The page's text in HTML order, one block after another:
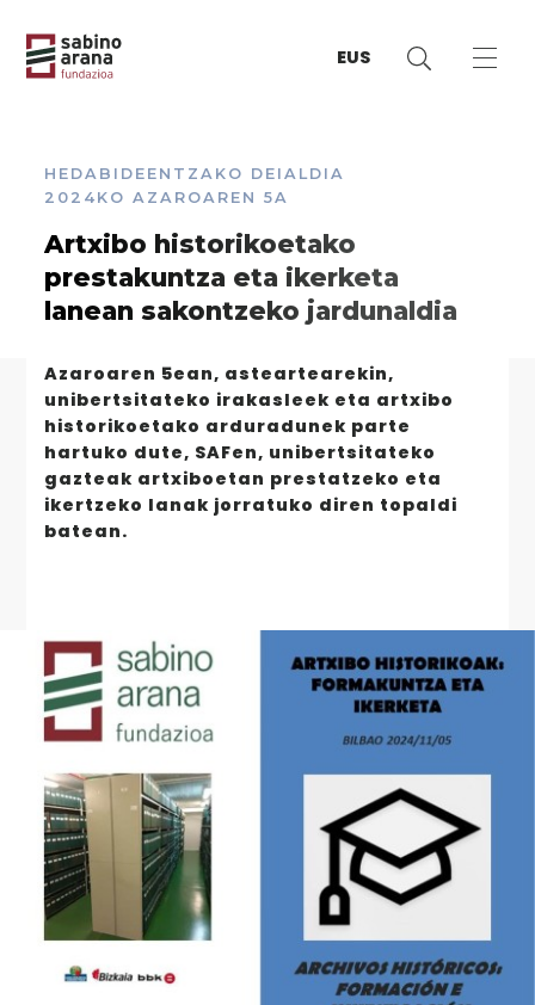
EUS
HEDABIDEENTZAKO DEIALDIA
2024KO AZAROAREN 5A
Artxibo historikoetako
prestakuntza eta ikerketa
lanean sakontzeko jardunaldia
Azaroaren 5ean, asteartearekin,
unibertsitateko irakasleek eta artxibo
historikoetako arduradunek parte
hartuko dute, SAFen, unibertsitateko
gazteak artxiboetan prestatzeko eta
ikertzeko lanak jorratuko diren topaldi
batean.